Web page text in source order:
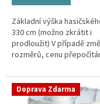
hvězdiček.
Základní výška
330 cm (možno zkrátit i
prodloužit) V případě
rozměrů, cenu
Doprava Zdarma